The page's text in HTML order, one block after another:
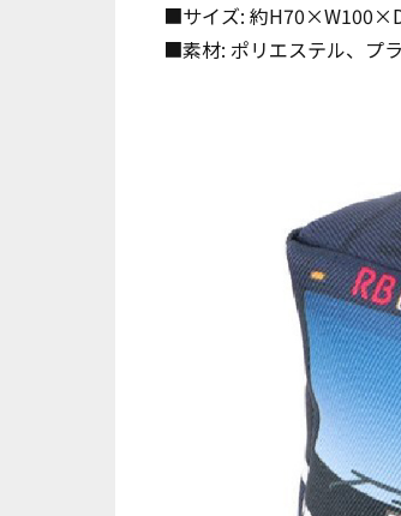
■サイズ: 約
■素材: ポリエステル、プ